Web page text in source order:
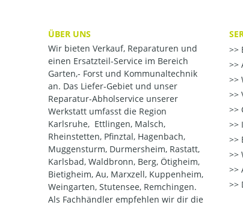
ÜBER UNS
Wir bieten Verkauf, Reparaturen und
einen Ersatzteil-Service im Bereich
Garten,- Forst und Kommunaltechnik
an. Das Liefer-Gebiet und unser
Reparatur-Abholservice unserer
Werkstatt umfasst die Region
Karlsruhe, Ettlingen, Malsch,
Rheinstetten, Pfinztal, Hagenbach,
Muggensturm, Durmersheim, Rastatt,
Karlsbad, Waldbronn, Berg, Ötigheim,
Bietigheim, Au, Marxzell, Kuppenheim,
Weingarten, Stutensee, Remchingen.
Als Fachhändler empfehlen wir dir die